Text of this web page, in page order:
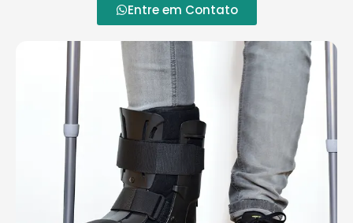
Entre em Contato